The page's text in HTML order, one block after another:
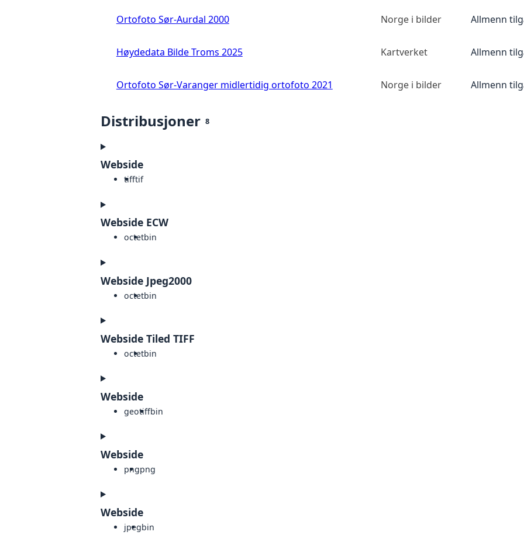
Ortofoto Sør-Aurdal 2000 Norge i bilder Allmenn
Høydedata Bilde Troms 2025 Kartverket Allmenn
Ortofoto Sør-Varanger midlertidig ortofoto 2021 Norge i bilder Allmenn
Distribusjoner 8
Webside
tifftif
Webside ECW
octetbin
Webside Jpeg2000
octetbin
Webside Tiled TIFF
octetbin
Webside
geotiffbin
Webside
pngpng
Webside
jpegbin